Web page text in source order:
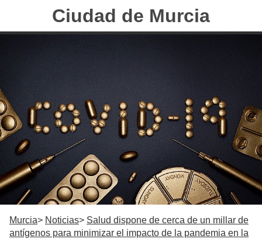
Ciudad de Murcia
Murcia Noticias
Salud dispone de cerca de un millar de
antígenos para minimizar el impacto de la pandemia en la